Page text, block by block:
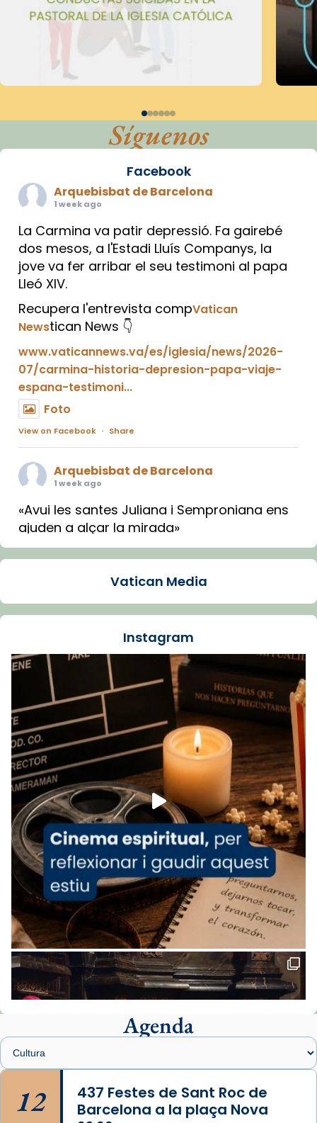
Síguenos
Facebook
Arquebisbat de Barcelona
1 week ago
La Carmina va patir depressió. Fa gairebé
dos mesos, a l'Estadi Lluís Companys, la
jove va fer arribar el seu testimoni al papa
Lleó XIV.
Recupera l'entrevista compVatican
Newstican News 👇
www.vaticannews.va/es/iglesia/news/2026-
07/carmina-historia-depresion-papa-viaje-
espana-testimoni...
Foto
View on Facebook · Share
Arquebisbat de Barcelona
1 week ago
«Avui les santes Juliana i Semproniana ens
ajuden a alçar la mirada»
Mons. Sergi Gordo, bisbe de Tortosa, ha
Santes de Mataró.
🔗tinyurl.com/cvu5jmbk
Foto
View on Facebook Share
Arquebisbat de Barcelonais at Catedral
de Barcelona.
1 week ago
Aquest dilluns, 27 de juliol, ha tingut lloc la
missa d’acció de gràcies en agraïment al
comitè organitzador de la visita apostòlica
del Sant Pare Lleó XIV a Barcelona, i als
col·laboradors, a la Catedral de Barcelona.
L’arquebisbe de Barcelona, el cardenal Joan
Josep Omella, ha presidit la missa i l’ha
concelebrat el bisbe auxiliar de Barcelona,
Mons. David Abadías.
📸 Dr. G. Simón
Foto
View on Facebook Share
Arquebisbat de Barcelona
1 week ago
Memòria de les santes Juliana i
Semproniana, verges i màrtirs.
Acompanyant la història de sant Cugat, a
Vatican Media
Instagram
Agenda
12
437 Festes de Sant Roc de
Barcelona a la plaça Nova